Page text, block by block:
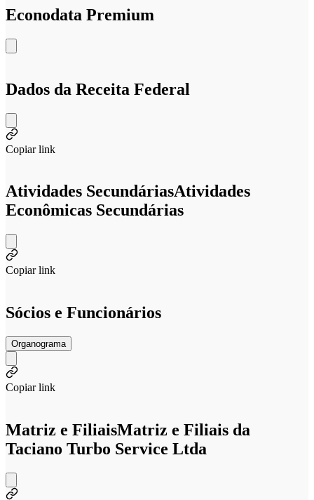
Econodata Premium
Dados da Receita Federal
Copiar link
Atividades SecundáriasAtividades
Econômicas Secundárias
Copiar link
Sócios e Funcionários
Organograma
Copiar link
Matriz e FiliaisMatriz e Filiais da
Taciano Turbo Service Ltda